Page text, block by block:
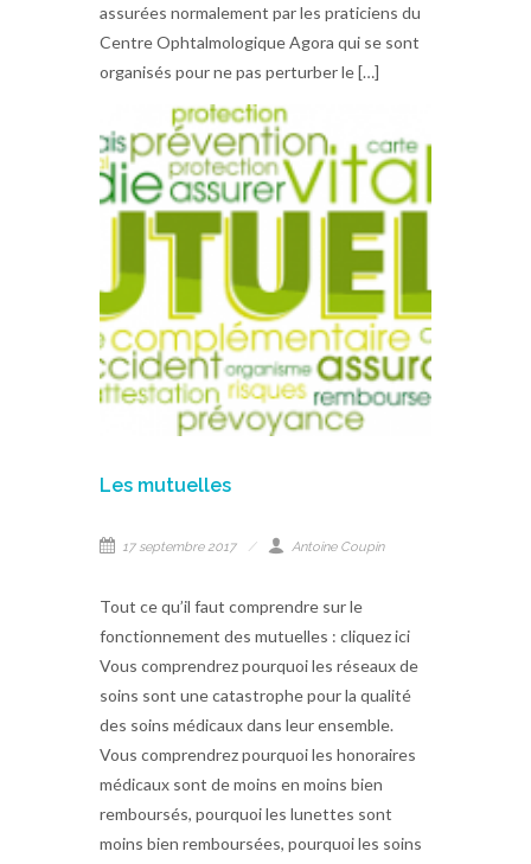
assurées normalement par les praticiens du
Centre Ophtalmologique Agora qui se sont
organisés pour ne pas perturber le […]
Les mutuelles
17 septembre 2017 Antoine Coupin
Tout ce qu’il faut comprendre sur le
fonctionnement des mutuelles : cliquez ici
Vous comprendrez pourquoi les réseaux de
soins sont une catastrophe pour la qualité
des soins médicaux dans leur ensemble.
Vous comprendrez pourquoi les honoraires
médicaux sont de moins en moins bien
remboursés, pourquoi les lunettes sont
moins bien remboursées, pourquoi les soins